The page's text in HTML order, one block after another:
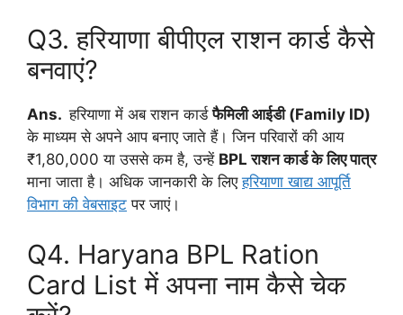
Q3. हरियाणा बीपीएल राशन कार्ड कैसे
बनवाएं?
Ans.हरियाणा में अब राशन कार्डफैमिली आईडी (Family ID)
के माध्यम से अपने आप बनाए जाते हैं। जिन परिवारों की आय
₹1,80,000 या उससे कम है, उन्हें BPL राशन कार्ड के लिए पात्र
माना जाता है। अधिक जानकारी के लिएहरियाणा खाद्य आपूर्ति
विभाग की वेबसाइट पर जाएं।
Q4. Haryana BPL Ration
Card List में अपना नाम कैसे चेक